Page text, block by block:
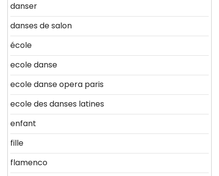
danser
danses de salon
école
ecole danse
ecole danse opera paris
ecole des danses latines
enfant
fille
flamenco